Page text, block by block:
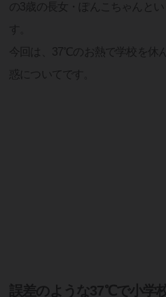
の3歳の長女・ぽんこちゃんと
す。
今回は、37℃のお熱で学校を休
惑についてです。
誤差のような37℃で小学